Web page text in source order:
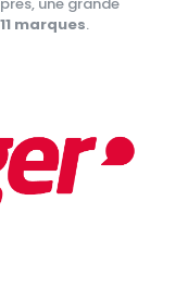
marques.